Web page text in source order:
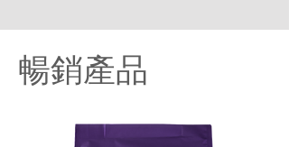
暢銷產品